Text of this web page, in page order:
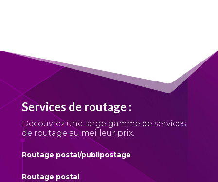
Services de routage :
Découvrez une large gamme de services
de routage au meilleur prix.
Routage postal/publipostage
Routage postal